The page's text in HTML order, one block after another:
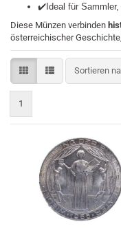
✔️ Ideal für
Diese Münzen verbinden
österreichischer
Sortieren
Sortieren
1